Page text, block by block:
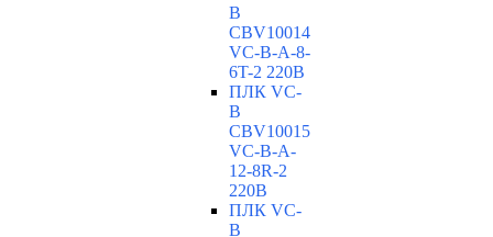
B
CBV10014
VC-В-A-8-
6T-2 220В
ПЛК VC-
B
CBV10015
VC-В-A-
12-8R-2
220В
ПЛК VC-
B